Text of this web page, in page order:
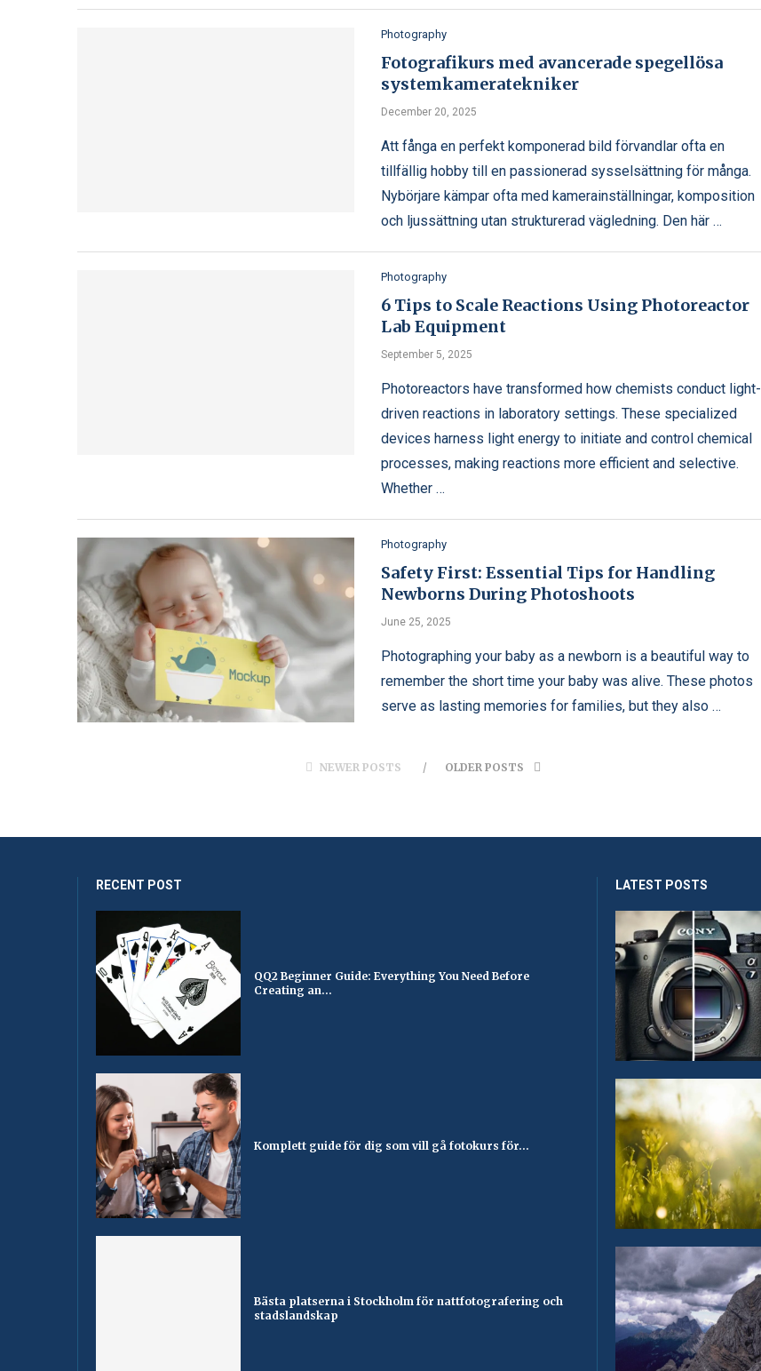
Photography
Fotografikurs med avancerade spegellösa
systemkameratekniker
December 20, 2025
Att fånga en perfekt komponerad bild förvandlar ofta en
tillfällig hobby till en passionerad sysselsättning för många.
Nybörjare kämpar ofta med kamerainställningar, komposition
och ljussättning utan strukturerad vägledning. Den här …
Photography
6 Tips to Scale Reactions Using Photoreactor
Lab Equipment
September 5, 2025
Photoreactors have transformed how chemists conduct light-
driven reactions in laboratory settings. These specialized
devices harness light energy to initiate and control chemical
processes, making reactions more efficient and selective.
Whether …
Photography
Safety First: Essential Tips for Handling
Newborns During Photoshoots
June 25, 2025
Photographing your baby as a newborn is a beautiful way to
remember the short time your baby was alive. These photos
serve as lasting memories for families, but they also …
NEWER POSTS OLDER POSTS
RECENT POST
QQ2 Beginner Guide: Everything You Need Before
Creating an...
Komplett guide för dig som vill gå fotokurs för...
Bästa platserna i Stockholm för nattfotografering och
stadslandskap
LATEST POSTS